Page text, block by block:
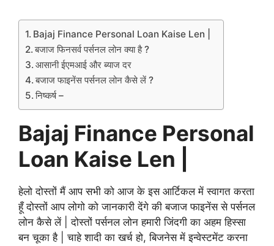
Bajaj Finance Personal Loan Kaise Len |
बजाज फिनसर्व पर्सनल लोन क्या है ?
आसानी ईएमआई और ब्याज दर
बजाज फाइनेंस पर्सनल लोन कैसे लें ?
निष्कर्ष –
Bajaj Finance Personal
Loan Kaise Len |
हेलो दोस्तों मैं आप सभी को आज के इस आर्टिकल में स्वागत करता
हूँ दोस्तों आप लोगो को जानकारी देंगे की बजाज फाइनेंस से पर्सनल
लोन कैसे लें | दोस्तों पर्सनल लोन हमारी जिंदगी का अहम हिस्सा
बन चूका है | चाहे शादी का खर्च हो, बिजनेस में इन्वेस्टमेंट करना